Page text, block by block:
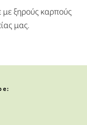
με ξηρούς καρπούς
μας.